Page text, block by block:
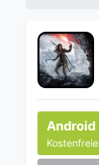
Android